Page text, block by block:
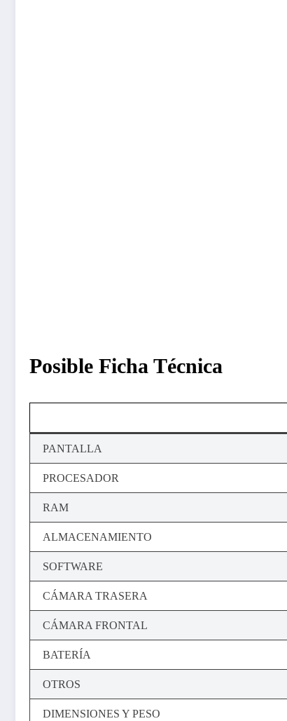
Posible Ficha Técnica
PANTALLA
PROCESADOR
RAM
ALMACENAMIENTO
SOFTWARE
CÁMARA TRASERA
CÁMARA FRONTAL
BATERÍA
OTROS
DIMENSIONES Y PESO